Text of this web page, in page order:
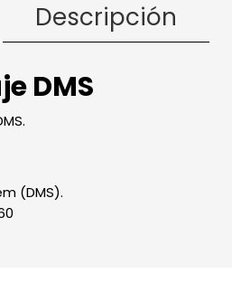
Descripción
DMS
(DMS).